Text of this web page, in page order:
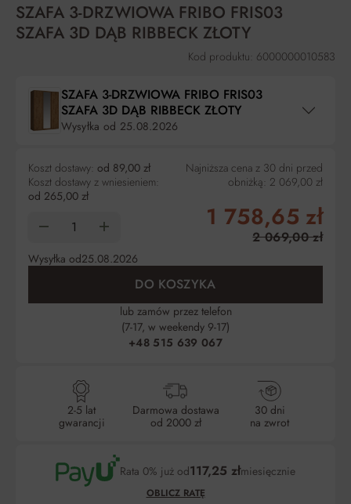
SZAFA 3-DRZWIOWA FRIBO FRIS03
SZAFA 3D DĄB RIBBECK ZŁOTY
Kod produktu: 6000000010583
SZAFA 3-DRZWIOWA FRIBO FRIS03
SZAFA 3D DĄB RIBBECK ZŁOTY
Wysyłka od 25.08.2026
Koszt dostawy: od 89,00 zł
Koszt dostawy z wniesieniem:
od 265,00 zł
Najniższa cena z 30 dni przed
obniżką: 2 069,00 zł
1 758,65 zł
2 069,00 zł
Wysyłka od25.08.2026
DO KOSZYKA
lub zamów przez telefon
(7-17, w weekendy 9-17)
+48 515 639 067
2-5 lat
gwarancji
Darmowa dostawa
od 2000 zł
30 dni
na zwrot
Rata 0% już od117,25 złmiesięcznie
OBLICZ RATĘ